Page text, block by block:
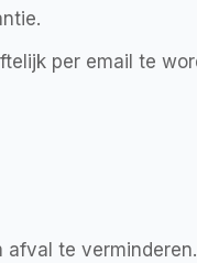
per email te
afval te verminderen.